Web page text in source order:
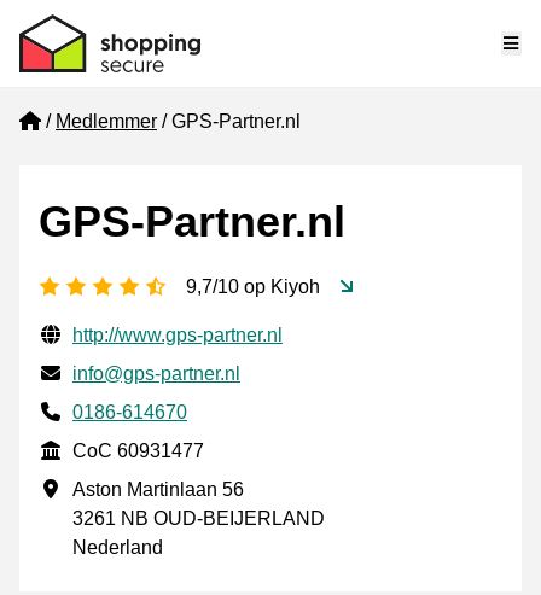
Home
Medlemmer GPS-Partner.nl
GPS-Partner.nl
[_General:NumberOfStarsPluralFormat]
9,7/10 op Kiyoh
Verifisert kontaktinformasjon
Website URL
http://www.gps-partner.nl
E-post
info@gps-partner.nl
Phone number
0186-614670
CoC
CoC 60931477
Forretningsadresse
Aston Martinlaan 56
3261 NB OUD-BEIJERLAND
Nederland